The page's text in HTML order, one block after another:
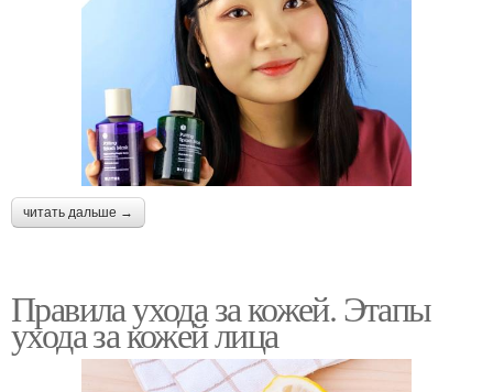
читать дальше →
Правила ухода за кожей. Этапы
ухода за кожей лица